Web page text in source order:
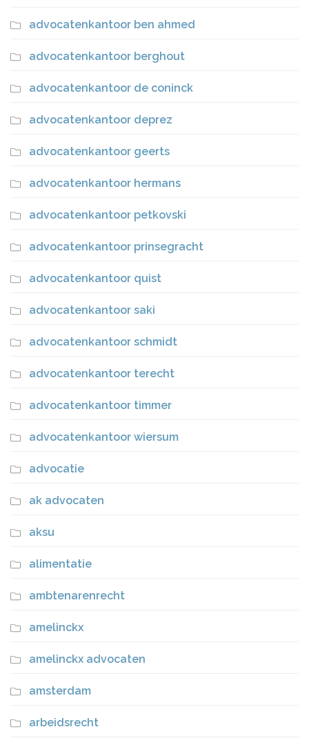
advocatenkantoor ben ahmed
advocatenkantoor berghout
advocatenkantoor de coninck
advocatenkantoor deprez
advocatenkantoor geerts
advocatenkantoor hermans
advocatenkantoor petkovski
advocatenkantoor prinsegracht
advocatenkantoor quist
advocatenkantoor saki
advocatenkantoor schmidt
advocatenkantoor terecht
advocatenkantoor timmer
advocatenkantoor wiersum
advocatie
ak advocaten
aksu
alimentatie
ambtenarenrecht
amelinckx
amelinckx advocaten
amsterdam
arbeidsrecht